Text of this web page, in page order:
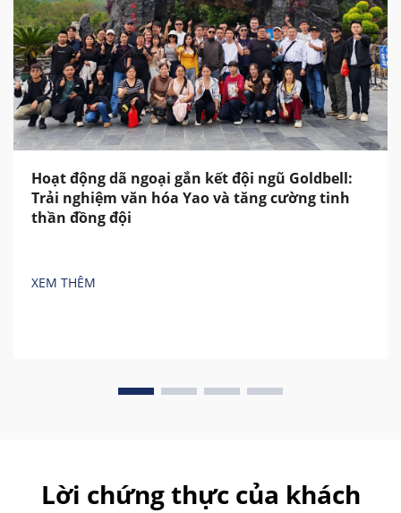
Hoạt động dã ngoại gắn kết đội ngũ Goldbell:
Trải nghiệm văn hóa Yao và tăng cường tinh
thần đồng đội
XEM THÊM
Lời chứng thực của khách